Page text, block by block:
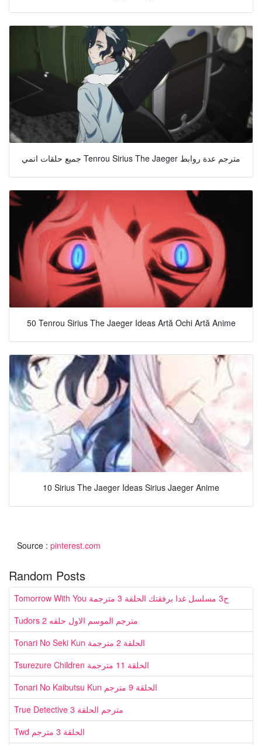
جميع حلقات انمي Tenrou Sirius The Jaeger مترجم عدة روابط
50 Tenrou Sirius The Jaeger Ideas Artă Ochi Artă Anime
10 Sirius The Jaeger Ideas Sirius Jaeger Anime
Source : pinterest.com
Random Posts
Tomorrow With You ح3 مسلسل غدا برفقتك الحلقة 3 مترجمة
Tudors مترجم الموسم الاول حلقه 2
Tonari No Seki Kun الحلقة 2 مترجمة
Tsurezure Children الحلقة 11 مترجمة
Tonari No Kaibutsu Kun الحلقة 9 مترجم
True Detective مترجم الحلقة 3
Twd الحلقة 3 مترجم